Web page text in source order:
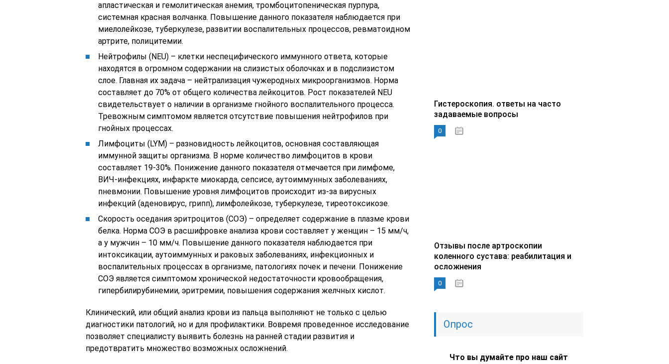
апластическая и гемолитическая анемия, тромбоцитопеническая пурпура,
системная красная волчанка. Повышение данного показателя наблюдается при
миелолейкозе, туберкулезе, развитии воспалительных процессов, ревматоидном
артрите, полицитемии.
Нейтрофилы (NEU) – клетки неспецифического иммунного ответа, которые
находятся в огромном содержании на слизистых оболочках и в подслизистом
слое. Главная их задача – нейтрализация чужеродных микроорганизмов. Норма
составляет до 70% от общего количества лейкоцитов. Рост показателей NEU
свидетельствует о наличии в организме гнойного воспалительного процесса.
Тревожным симптомом является отсутствие повышения нейтрофилов при
гнойных процессах.
Лимфоциты (LYM) – разновидность лейкоцитов, основная составляющая
иммунной защиты организма. В норме количество лимфоцитов в крови
составляет 19-30%. Понижение данного показателя отмечается при лимфоме,
ВИЧ-инфекциях, инфаркте миокарда, сепсисе, аутоиммунных заболеваниях,
пневмонии. Повышение уровня лимфоцитов происходит из-за вирусных
инфекций (аденовирус, грипп), лимфолейкозе, туберкулезе, тиреотоксикозе.
Скорость оседания эритроцитов (СОЭ) – определяет содержание в плазме крови
белка. Норма СОЭ в расшифровке анализа крови составляет у женщин – 15 мм/ч,
а у мужчин – 10 мм/ч. Повышение данного показателя наблюдается при
интоксикации, аутоиммунных и раковых заболеваниях, инфекционных и
воспалительных процессах в организме, патологиях почек и печени. Понижение
СОЭ является симптомом хронической недостаточности кровообращения,
гипербилирубинемии, эритремии, повышения содержания желчных кислот.
Клинический, или общий анализ крови из пальца выполняют не только с целью
диагностики патологий, но и для профилактики. Вовремя проведенное исследование
позволяет специалисту выявить болезнь на ранней стадии развития и
предотвратить множество возможных осложнений.
Гистероскопия. ответы на часто
задаваемые вопросы
0
Отзывы после артроскопии
коленного сустава: реабилитация и
осложнения
0
Опрос
Что вы думайте про наш сайт